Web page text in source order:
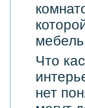
Что
нет